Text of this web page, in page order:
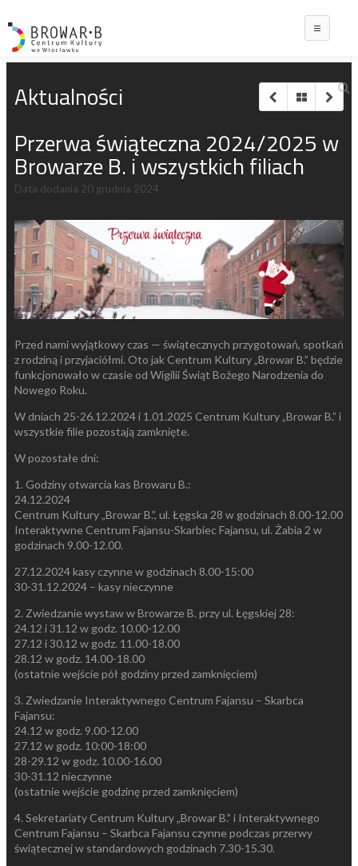
Aktualności
Przerwa świąteczna 2024/2025 w
Browarze B. i wszystkich filiach
Data dodania 20 grudnia 2024
Przed nami wyjątkowy czas — świątecznych przygotowań, spotkań
z rodziną i przyjaciółmi. Oto jak Centrum Kultury „Browar B.” będzie
funkcjonowało w czasie od Wigilii Świąt Bożego Narodzenia do
Nowego Roku.
W dniach 25-26.12.2024 i 1.01.2025 Centrum Kultury „Browar B.” i
wszystkie filie pozostają zamknięte.
W pozostałe dni:
1. Godziny otwarcia kas Browaru B.:
24.12.2024
Centrum Kultury „Browar B.”, ul. Łęgska 28 w godzinach 8.00-12.00
Interaktywne Centrum Fajansu-Skarbiec Fajansu, ul. Żabia 2 w
godzinach 9.00-12.00.
27.12.2024 kasy czynne w godzinach 8.00-15:00
30-31.12.2024 – kasy nieczynne
2. Zwiedzanie wystaw w Browarze B. przy ul. Łęgskiej 28:
24.12 i 31.12 w godz. 10.00-12.00
27.12 i 30.12 w godz. 11.00-18.00
28.12 w godz. 14.00-18.00
(ostatnie wejście pół godziny przed zamknięciem)
3. Zwiedzanie Interaktywnego Centrum Fajansu – Skarbca
Fajansu:
24.12 w godz. 9.00-12.00
27.12 w godz. 10:00-18:00
28-29.12 w godz. 10.00-16.00
30-31.12 nieczynne
(ostatnie wejście godzinę przed zamknięciem)
4. Sekretariaty Centrum Kultury „Browar B.” i Interaktywnego
Centrum Fajansu – Skarbca Fajansu czynne podczas przerwy
świątecznej w standardowych godzinach 7.30-15.30.